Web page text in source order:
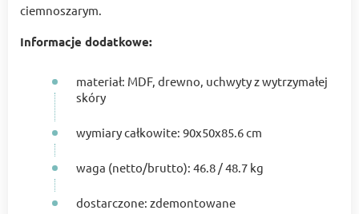
ciemnoszarym.
Informacje dodatkowe:
materiał: MDF, drewno, uchwyty z wytrzymałej
skóry
wymiary całkowite: 90x50x85.6 cm
waga (netto/brutto): 46.8 / 48.7 kg
dostarczone: zdemontowane